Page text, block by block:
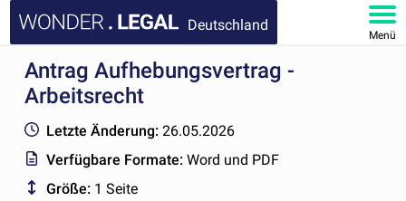
Deutschland
Menü
HOMEPAGE
FAQ
Antrag Aufhebungsvertrag -
Arbeitsrecht
Letzte Änderung: 26.05.2026
Verfügbare Formate:Word und PDF
Größe: 1 Seite